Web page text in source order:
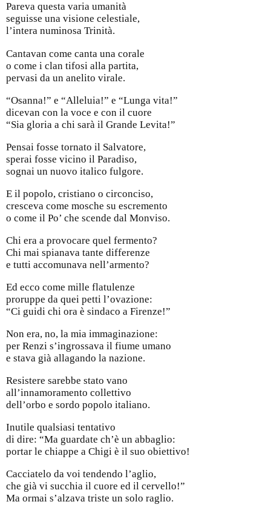
Pareva questa varia umanità
seguisse una visione celestiale,
l’intera numinosa Trinità.
Cantavan come canta una corale
o come i clan tifosi alla partita,
pervasi da un anelito virale.
“Osanna!” e “Alleluia!” e “Lunga vita!”
dicevan con la voce e con il cuore
“Sia gloria a chi sarà il Grande Levita!”
Pensai fosse tornato il Salvatore,
sperai fosse vicino il Paradiso,
sognai un nuovo italico fulgore.
E il popolo, cristiano o circonciso,
cresceva come mosche su escremento
o come il Po’ che scende dal Monviso.
Chi era a provocare quel fermento?
Chi mai spianava tante differenze
e tutti accomunava nell’armento?
Ed ecco come mille flatulenze
proruppe da quei petti l’ovazione:
“Ci guidi chi ora è sindaco a Firenze!”
Non era, no, la mia immaginazione:
per Renzi s’ingrossava il fiume umano
e stava già allagando la nazione.
Resistere sarebbe stato vano
all’innamoramento collettivo
dell’orbo e sordo popolo italiano.
Inutile qualsiasi tentativo
di dire: “Ma guardate ch’è un abbaglio:
portar le chiappe a Chigi è il suo obiettivo!
Cacciatelo da voi tendendo l’aglio,
che già vi succhia il cuore ed il cervello!”
Ma ormai s’alzava triste un solo raglio.